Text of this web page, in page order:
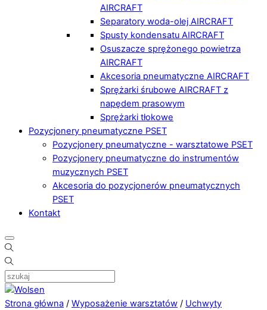
AIRCRAFT
Separatory woda-olej AIRCRAFT
Spusty kondensatu AIRCRAFT
Osuszacze sprężonego powietrza
AIRCRAFT
Akcesoria pneumatyczne AIRCRAFT
Sprężarki śrubowe AIRCRAFT z
napędem prasowym
Sprężarki tłokowe
Pozycjonery pneumatyczne PSET
Pozycjonery pneumatyczne - warsztatowe PSET
Pozycjonery pneumatyczne do instrumentów
muzycznych PSET
Akcesoria do pozycjonerów pneumatycznych
PSET
Kontakt
Strona główna / Wyposażenie warsztatów / Uchwyty